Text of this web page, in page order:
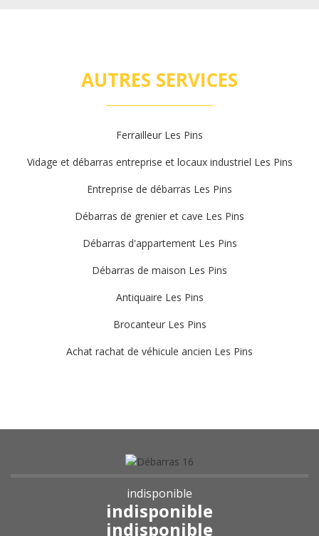
AUTRES SERVICES
Ferrailleur Les Pins
Vidage et débarras entreprise et locaux industriel Les Pins
Entreprise de débarras Les Pins
Débarras de grenier et cave Les Pins
Débarras d'appartement Les Pins
Débarras de maison Les Pins
Antiquaire Les Pins
Brocanteur Les Pins
Achat rachat de véhicule ancien Les Pins
indisponible
indisponible
indisponible